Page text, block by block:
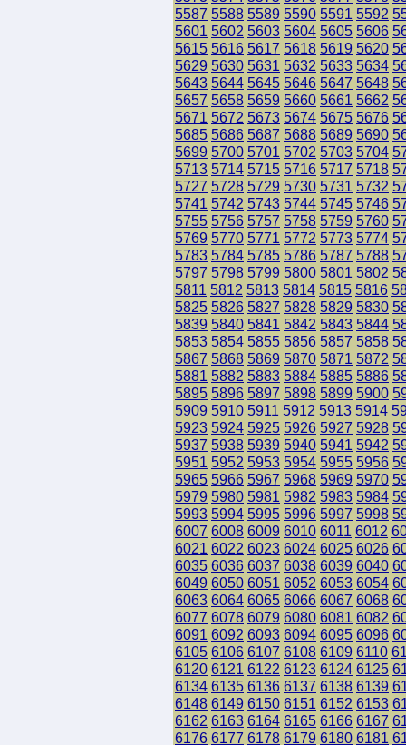
5587 5588 5589 5590 5591 5592
5601 5602 5603 5604 5605 5606
5615 5616 5617 5618 5619 5620
5629 5630 5631 5632 5633 5634
5643 5644 5645 5646 5647 5648
5657 5658 5659 5660 5661 5662
5671 5672 5673 5674 5675 5676
5685 5686 5687 5688 5689 5690
5699 5700 5701 5702 5703 5704
5713 5714 5715 5716 5717 5718
5727 5728 5729 5730 5731 5732
5741 5742 5743 5744 5745 5746
5755 5756 5757 5758 5759 5760
5769 5770 5771 5772 5773 5774
5783 5784 5785 5786 5787 5788
5797 5798 5799 5800 5801 5802
5811 5812 5813 5814 5815 5816
5825 5826 5827 5828 5829 5830
5839 5840 5841 5842 5843 5844
5853 5854 5855 5856 5857 5858
5867 5868 5869 5870 5871 5872
5881 5882 5883 5884 5885 5886
5895 5896 5897 5898 5899 5900
5909 5910 5911 5912 5913 5914
5923 5924 5925 5926 5927 5928
5937 5938 5939 5940 5941 5942
5951 5952 5953 5954 5955 5956
5965 5966 5967 5968 5969 5970
5979 5980 5981 5982 5983 5984
5993 5994 5995 5996 5997 5998
6007 6008 6009 6010 6011 6012
6021 6022 6023 6024 6025 6026
6035 6036 6037 6038 6039 6040
6049 6050 6051 6052 6053 6054
6063 6064 6065 6066 6067 6068
6077 6078 6079 6080 6081 6082
6091 6092 6093 6094 6095 6096
6105 6106 6107 6108 6109 6110
6120 6121 6122 6123 6124 6125
6134 6135 6136 6137 6138 6139
6148 6149 6150 6151 6152 6153
6162 6163 6164 6165 6166 6167
6176 6177 6178 6179 6180 6181